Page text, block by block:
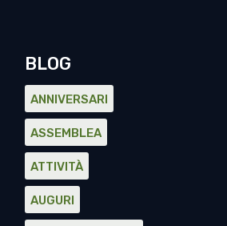
BLOG
ANNIVERSARI
ASSEMBLEA
ATTIVITÀ
AUGURI